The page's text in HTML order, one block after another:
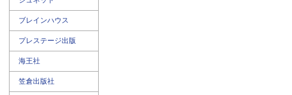
ブレインハウス
プレステージ出版
海王社
笠倉出版社